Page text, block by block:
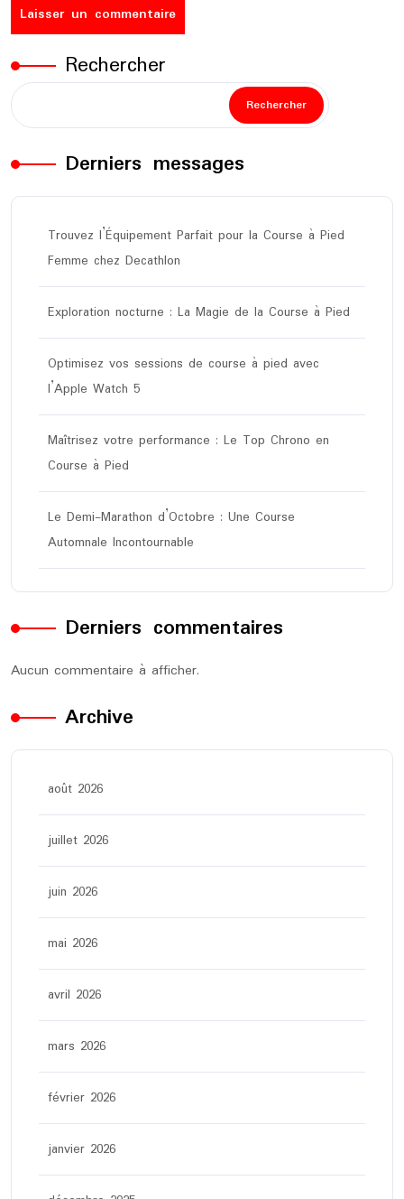
Rechercher
Rechercher
Derniers messages
Trouvez l’Équipement Parfait pour la Course à Pied
Femme chez Decathlon
Exploration nocturne : La Magie de la Course à Pied
Optimisez vos sessions de course à pied avec
l’Apple Watch 5
Maîtrisez votre performance : Le Top Chrono en
Course à Pied
Le Demi-Marathon d’Octobre : Une Course
Automnale Incontournable
Derniers commentaires
Aucun commentaire à afficher.
Archive
août 2026
juillet 2026
juin 2026
mai 2026
avril 2026
mars 2026
février 2026
janvier 2026